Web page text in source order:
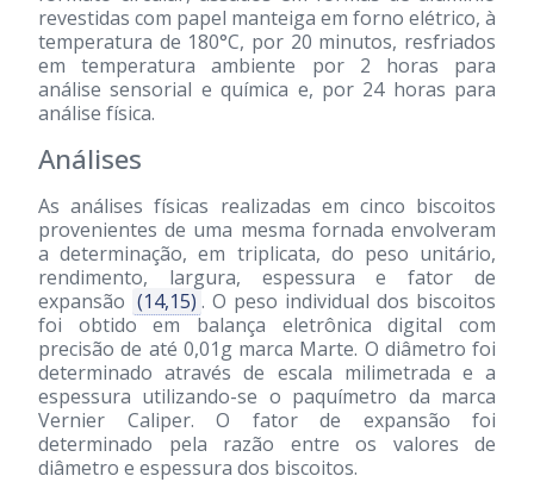
revestidas com papel manteiga em forno elétrico, à
temperatura de 180°C, por 20 minutos, resfriados
em temperatura ambiente por 2 horas para
análise sensorial e química e, por 24 horas para
análise física.
Análises
As análises físicas realizadas em cinco biscoitos
provenientes de uma mesma fornada envolveram
a determinação, em triplicata, do peso unitário,
rendimento, largura, espessura e fator de
expansão (14,15) . O peso individual dos biscoitos
foi obtido em balança eletrônica digital com
precisão de até 0,01g marca Marte. O diâmetro foi
determinado através de escala milimetrada e a
espessura utilizando-se o paquímetro da marca
Vernier Caliper. O fator de expansão foi
determinado pela razão entre os valores de
diâmetro e espessura dos biscoitos.